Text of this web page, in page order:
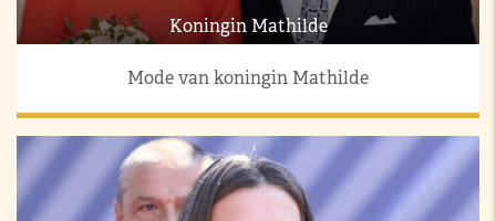
Koningin Mathilde
Mode van koningin Mathilde